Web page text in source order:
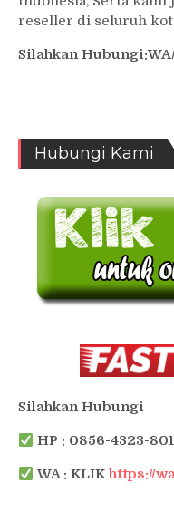
reseller di seluruh
Silahkan
Hubungi Kami
Silahkan Hubungi
HP : 0856-4323-
WA : KLIKhttps://